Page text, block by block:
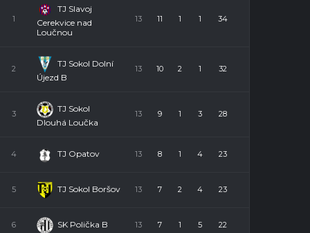
1
TJ Slavoj
Cerekvice nad
Loučnou
13 11 1 1 34
2
TJ Sokol Dolní
Újezd B
13 10 2 1 32
3
TJ Sokol
Dlouhá Loučka
13 9 1 3 28
4 TJ Opatov 13 8 1 4 23
5 TJ Sokol Boršov 13 7 2 4 23
6 SK Polička B 13 7 1 5 22